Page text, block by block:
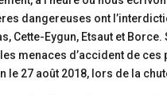
dangereuses ont
Cette-Eygun, Etsaut et
menaces d’accident de
le 27 août 2018, lors de la